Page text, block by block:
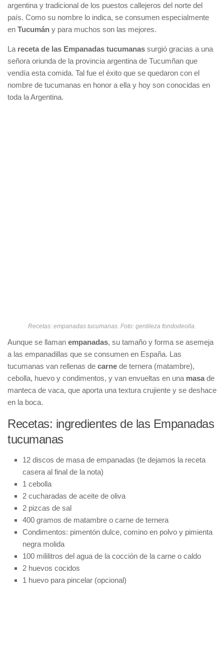
argentina y tradicional de los puestos callejeros del norte del
país. Como su nombre lo indica, se consumen especialmente
en Tucumán y para muchos son las mejores.
La receta de las Empanadas tucumanas surgió gracias a una
señora oriunda de la provincia argentina de Tucumñan que
vendía esta comida. Tal fue el éxito que se quedaron con el
nombre de tucumanas en honor a ella y hoy son conocidas en
toda la Argentina.
Recetas: empanadas tucumanas. Foto: gentileza fondodeolla.
Aunque se llaman empanadas, su tamaño y forma se asemeja
a las empanadillas que se consumen en España. Las
tucumanas van rellenas de carne de ternera (matambre),
cebolla, huevo y condimentos, y van envueltas en una masa de
manteca de vaca, que aporta una textura crujiente y se deshace
en la boca.
Recetas: ingredientes de las Empanadas
tucumanas
12 discos de masa de empanadas (te dejamos la receta
casera al final de la nota)
1 cebolla
2 cucharadas de aceite de oliva
2 pizcas de sal
400 gramos de matambre o carne de ternera
Condimentos: pimentón dulce, comino en polvo y pimienta
negra molida
100 mililitros del agua de la cocción de la carne o caldo
2 huevos cocidos
1 huevo para pincelar (opcional)